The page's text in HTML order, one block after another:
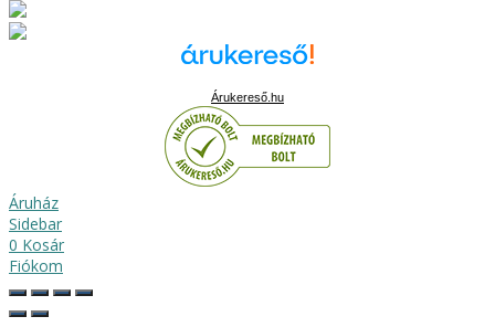
Árukereső.hu
Áruház
Sidebar
0 Kosár
Fiókom